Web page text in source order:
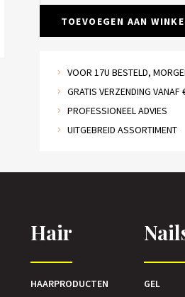
TOEVOEGEN AAN
VOOR 17U BESTELD,
GRATIS VERZENDING VANAF
PROFESSIONEEL ADVIES
UITGEBREID ASSORTIMENT
Hair
HAARPRODUCTEN
GEL